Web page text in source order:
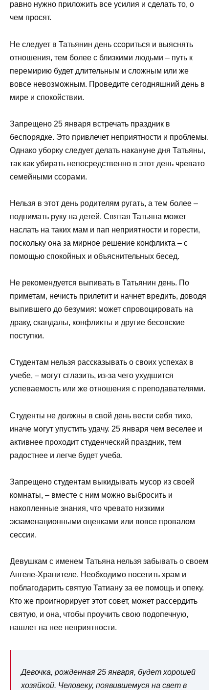
равно нужно приложить все усилия и сделать то, о
чем просят.
Не следует в Татьянин день ссориться и выяснять
отношения, тем более с близкими людьми – путь к
перемирию будет длительным и сложным или же
вовсе невозможным. Проведите сегодняшний день в
мире и спокойствии.
Запрещено 25 января встречать праздник в
беспорядке. Это привлечет неприятности и проблемы.
Однако уборку следует делать накануне дня Татьяны,
так как убирать непосредственно в этот день чревато
семейными ссорами.
Нельзя в этот день родителям ругать, а тем более –
поднимать руку на детей. Святая Татьяна может
наслать на таких мам и пап неприятности и горести,
поскольку она за мирное решение конфликта – с
помощью спокойных и объяснительных бесед.
Не рекомендуется выпивать в Татьянин день. По
приметам, нечисть прилетит и начнет вредить, доводя
выпившего до безумия: может спровоцировать на
драку, скандалы, конфликты и другие бесовские
поступки.
Студентам нельзя рассказывать о своих успехах в
учебе, – могут сглазить, из-за чего ухудшится
успеваемость или же отношения с преподавателями.
Студенты не должны в свой день вести себя тихо,
иначе могут упустить удачу. 25 января чем веселее и
активнее проходит студенческий праздник, тем
радостнее и легче будет учеба.
Запрещено студентам выкидывать мусор из своей
комнаты, – вместе с ним можно выбросить и
накопленные знания, что чревато низкими
экзаменационными оценками или вовсе провалом
сессии.
Девушкам с именем Татьяна нельзя забывать о своем
Ангеле-Хранителе. Необходимо посетить храм и
поблагодарить святую Татиану за ее помощь и опеку.
Кто же проигнорирует этот совет, может рассердить
святую, и она, чтобы проучить свою подопечную,
нашлет на нее неприятности.
Девочка, рожденная 25 января, будет хорошей
хозяйкой. Человеку, появившемуся на свет в